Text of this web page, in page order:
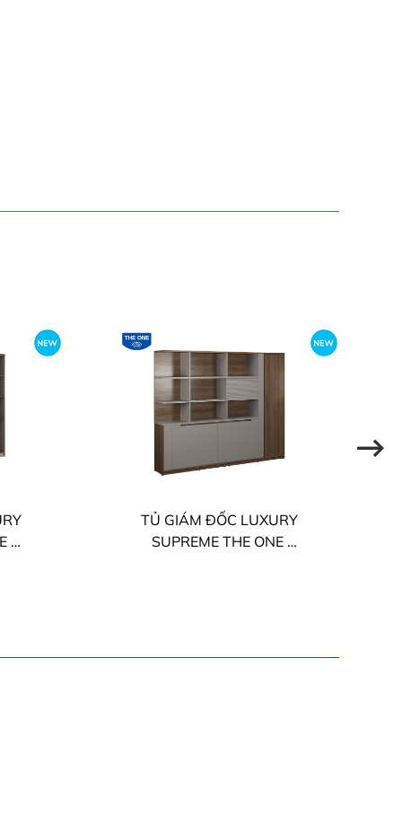
TỦ GIÁM ĐỐC LUXURY
SUPREME THE ONE